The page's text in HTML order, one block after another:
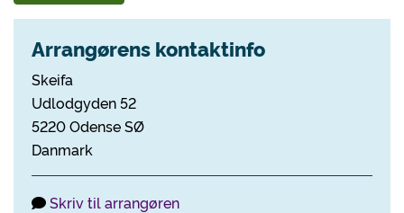
Arrangørens kontaktinfo
Skeifa
Udlodgyden 52
5220 Odense SØ
Danmark
Skriv til arrangøren